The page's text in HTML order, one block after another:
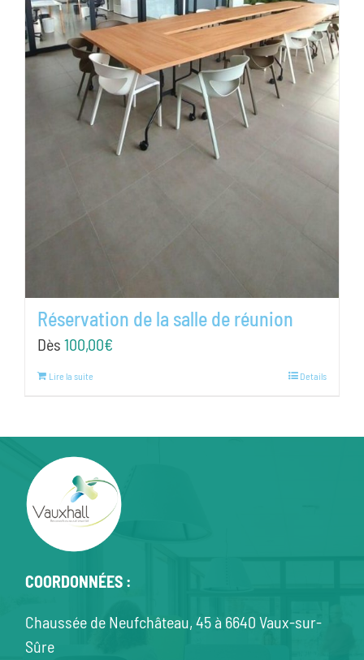
Réservation de la salle de réunion
Dès 100,00€
Lire la suite Details
COORDONNÉES :
Chaussée de Neufchâteau, 45 à 6640 Vaux-sur-
Sûre